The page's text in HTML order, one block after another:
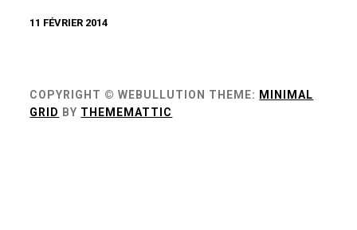
11 FÉVRIER 2014
COPYRIGHT © WEBULLUTION THEME: MINIMAL
GRID BY THEMEMATTIC